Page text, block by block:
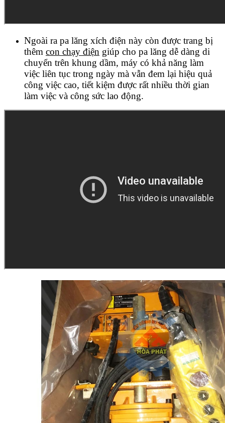
Ngoài ra pa lăng xích điện này còn được trang bị
thêm con chạy điện giúp cho pa lăng dễ dàng di
chuyển trên khung dầm, máy có khả năng làm
việc liên tục trong ngày mà vẫn đem lại hiệu quả
công việc cao, tiết kiệm được rất nhiều thời gian
làm việc và công sức lao động.